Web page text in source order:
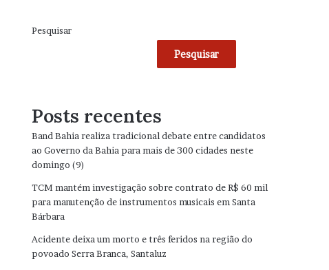
Pesquisar
Pesquisar
Posts recentes
Band Bahia realiza tradicional debate entre candidatos
ao Governo da Bahia para mais de 300 cidades neste
domingo (9)
TCM mantém investigação sobre contrato de R$ 60 mil
para manutenção de instrumentos musicais em Santa
Bárbara
Acidente deixa um morto e três feridos na região do
povoado Serra Branca, Santaluz